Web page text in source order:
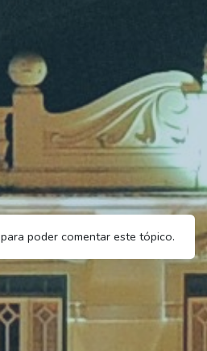
para poder comentar este tópico.